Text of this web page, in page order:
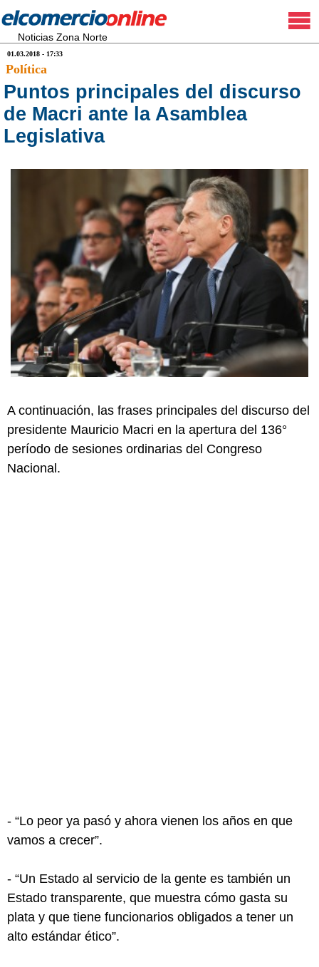
Noticias Zona Norte
01.03.2018 - 17:33
Política
Puntos principales del discurso
de Macri ante la Asamblea
Legislativa
A continuación, las frases principales del discurso del
presidente Mauricio Macri en la apertura del 136°
período de sesiones ordinarias del Congreso
Nacional.
- “Lo peor ya pasó y ahora vienen los años en que
vamos a crecer”.
- “Un Estado al servicio de la gente es también un
Estado transparente, que muestra cómo gasta su
plata y que tiene funcionarios obligados a tener un
alto estándar ético”.